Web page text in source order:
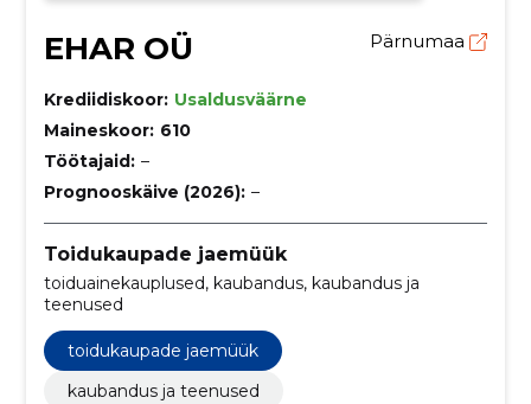
EHAR OÜ Pärnumaa
Krediidiskoor: Usaldusväärne
Maineskoor: 610
Töötajaid: –
Prognooskäive (2026): –
Toidukaupade jaemüük
toiduainekauplused, kaubandus, kaubandus ja
teenused
toidukaupade jaemüük
kaubandus ja teenused